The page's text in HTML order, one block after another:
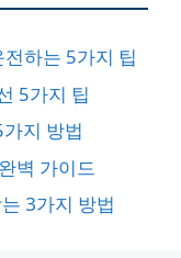
하는 5가지 팁
5가지 팁
지 방법
벽 가이드
3가지 방법